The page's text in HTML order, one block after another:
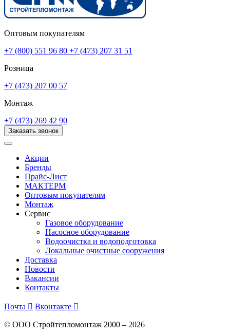
Оптовым покупателям
+7 (800) 551 96 80 +7 (473) 207 31 51
Розница
+7 (473) 207 00 57
Монтаж
+7 (473) 269 42 90
Заказать звонок
Акции
Бренды
Прайс-Лист
МАКТЕРМ
Оптовым покупателям
Монтаж
Сервис
Газовое оборудование
Насосное оборудование
Водоочистка и водоподготовка
Локальные очистные сооружения
Доставка
Новости
Вакансии
Контакты
Почта  Вконтакте 
© ООО Стройтепломонтаж 2000 – 2026